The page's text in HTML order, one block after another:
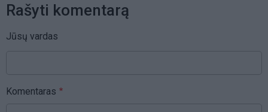
Rašyti komentarą
Jūsų vardas
Komentaras